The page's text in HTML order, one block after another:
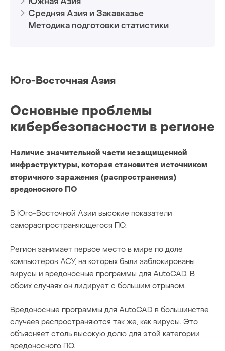
программы-шпионы
фишинг
Средняя Азия и Закавказье
Методика подготовки статистики
Юго-Восточная Азия
Основные проблемы
кибербезопасности в регионе
Наличие значительной части незащищенной
инфраструктуры, которая становится источником
вторичного заражения (распространения)
вредоносного ПО
В Юго-Восточной Азии высокие показатели
самораспространяющегося ПО.
Регион занимает первое место в мире по доле
компьютеров АСУ, на которых были заблокированы
вирусы и вредоносные программы для AutoCAD. В
обоих случаях он лидирует с большим отрывом.
Вредоносные программы для AutoCAD в большинстве
случаев распространяются так же, как вирусы. Это
объясняет столь высокую долю для этой категории
вредоносного ПО.